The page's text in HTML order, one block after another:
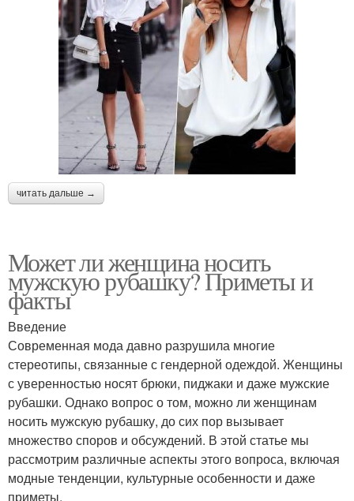
читать дальше →
Может ли женщина носить
мужскую рубашку? Приметы и
факты
Введение
Современная мода давно разрушила многие
стереотипы, связанные с гендерной одеждой. Женщины
с уверенностью носят брюки, пиджаки и даже мужские
рубашки. Однако вопрос о том, можно ли женщинам
носить мужскую рубашку, до сих пор вызывает
множество споров и обсуждений. В этой статье мы
рассмотрим различные аспекты этого вопроса, включая
модные тенденции, культурные особенности и даже
приметы.